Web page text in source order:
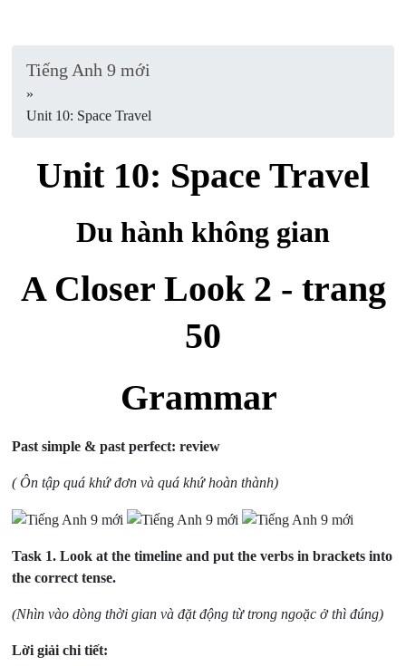
Tiếng Anh 9 mới
»
Unit 10: Space Travel
Unit 10: Space Travel
Du hành không gian
A Closer Look 2 - trang
50
Grammar
Past simple & past perfect: review
( Ôn tập quá khứ đơn và quá khứ hoàn thành)
Task 1. Look at the timeline and put the verbs in brackets into
the correct tense.
(Nhìn vào dòng thời gian và đặt động từ trong ngoặc ở thì đúng)
Lời giải chi tiết: